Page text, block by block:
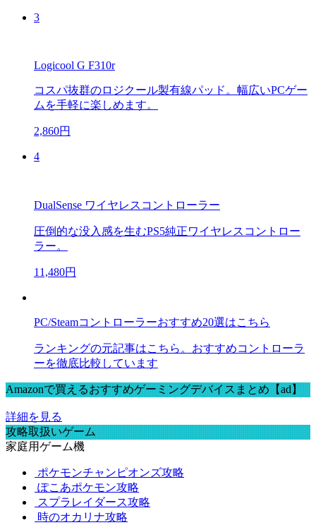
3
Logicool G F310r
コスパ抜群のロジクール製有線パッド。幅広いPCゲー
ムを手軽に楽しめます。
2,860円
4
DualSense ワイヤレスコントローラー
圧倒的な没入感を生むPS5純正ワイヤレスコントロー
ラー。
11,480円
PC/Steamコントローラーおすすめ20選はこちら
ランキングの元記事はこちら。おすすめコントローラ
ーを徹底比較しています
Amazonで買えるおすすめゲーミングデバイスまとめ【ad】
詳細を見る
攻略取扱いゲーム
家庭用ゲーム機
ポケモンチャンピオンズ攻略
ぽこあポケモン攻略
スプラレイダース攻略
時のオカリナ攻略